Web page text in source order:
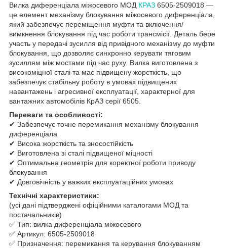
Вилка диференціала міжосевого МОД КРАЗ 6505-2509018 —
це елемент механізму блокування міжосевого диференціала,
який забезпечує переміщення муфти та включення/
вимкнення блокування під час роботи трансмісії. Деталь бере
участь у передачі зусилля від привідного механізму до муфти
блокування, що дозволяє синхронно керувати тяговим
зусиллям між мостами під час руху. Вилка виготовлена з
високоміцної сталі та має підвищену жорсткість, що
забезпечує стабільну роботу в умовах підвищених
навантажень і агресивної експлуатації, характерної для
вантажних автомобілів КрАЗ серії 6505.
Переваги та особливості:
✔ Забезпечує точне перемикання механізму блокування
диференціала
✔ Висока жорсткість та зносостійкість
✔ Виготовлена зі сталі підвищеної міцності
✔ Оптимальна геометрія для коректної роботи приводу
блокування
✔ Довговічність у важких експлуатаційних умовах
Технічні характеристики:
(усі дані підтверджені офіційними каталогами МОД та
постачальників)
✅ Тип: вилка диференціала міжосевого
✅ Артикул: 6505-2509018
✅ Призначення: перемикання та керування блокуванням